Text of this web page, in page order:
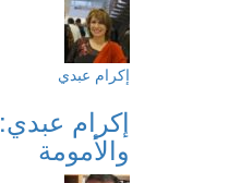
إكرام عبدي
إكرام
والأمومة